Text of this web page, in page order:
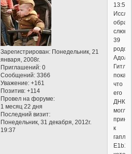
Зарегистрирован: Понедельник, 21
января, 2008г.
Приглашений: 0
Сообщений: 3366
Уважение: +161
Позитив: +114
Провел на форуме:
1 месяц 22 дня
Последний визит:
Понедельник, 31 декабря, 2012г.
19:37
13:53
слюны
39
что
его
ДНК
могла
к